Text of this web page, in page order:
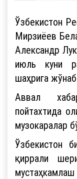
Ўзбекистон
Мирзиёев
Александр
июль куни
шаҳрига
Аввал
пойтахтида
музокаралар
Ўзбекистон
қиррали
мустаҳкамлаш